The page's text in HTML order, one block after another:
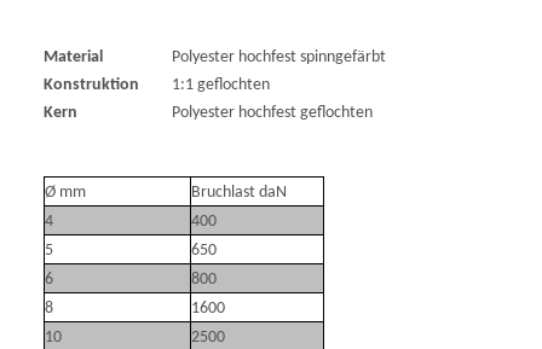
Material
Polyester hochfest spinngefärbt
Konstruktion
1:1 geflochten
Kern
Polyester hochfest geflochten
Ø mm
Bruchlast daN
4
400
5
650
6
800
8
1600
10
2500